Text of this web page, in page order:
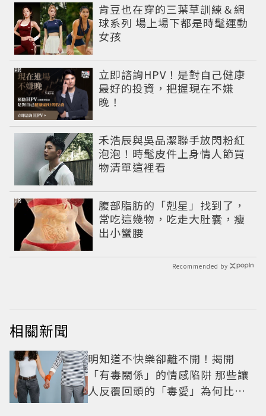
肯豆也在穿的三葉草訓練＆網
球系列 場上場下都是時髦運動
女孩
立即諮詢HPV！是對自己健康
最好的投資，把握現在不嫌
晚！
PR
禾浩辰與吳品潔聯手放閃粉紅
泡泡！時髦皮件上身情人節買
物清單這裡看
腹部脂肪的「剋星」找到了，
常吃這幾物，吃走大肚囊，瘦
出小蠻腰
PR
Recommended by
相關新聞
明知道不快樂卻離不開！揭開
「有毒關係」的情感陷阱 那些讓
人反覆回頭的「毒愛」為何比菸